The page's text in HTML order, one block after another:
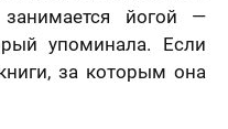
йогой —
упоминала. Если
за которым она